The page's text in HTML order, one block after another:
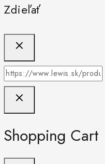
Zdieľať
Shopping Cart